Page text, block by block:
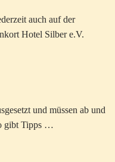
auch auf der
Hotel Silber e.V.
und müssen ab und
gibt Tipps …